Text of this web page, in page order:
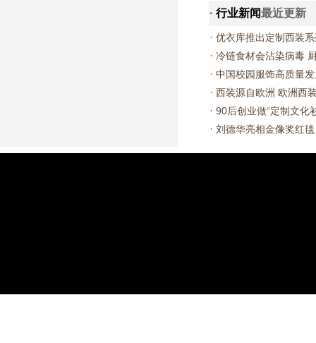
· 行业新闻最近更新
· 优衣库推出定制西装
· 冷链食材会沾染病毒
· 中国校园服饰高质量
· 西装源自欧洲 欧洲西
· 90后创业做“定制文化
· 刘德华亮相金像奖红